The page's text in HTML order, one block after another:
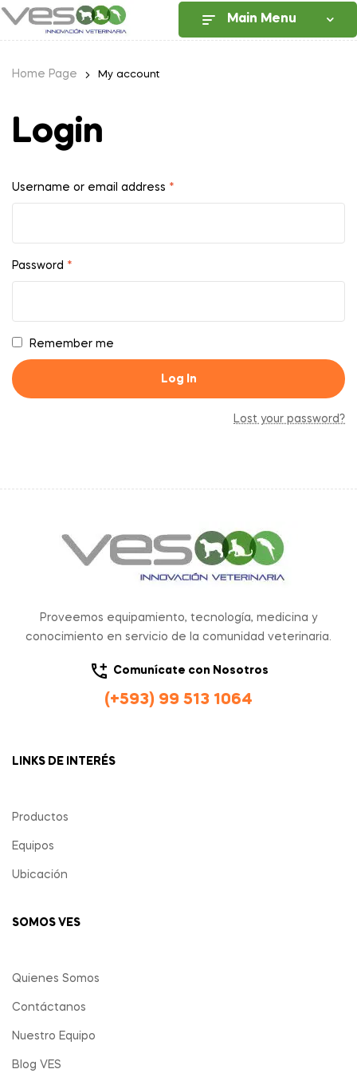
Main Menu
Home Page My account
Login
Username or email address *
Password *
Remember me
Log In
Lost your password?
Proveemos equipamiento, tecnología, medicina y
conocimiento en servicio de la comunidad veterinaria.
Comunícate con Nosotros
(+593) 99 513 1064
LINKS DE INTERÉS
Productos
Equipos
Ubicación
SOMOS VES
Quienes Somos
Contáctanos
Nuestro Equipo
Blog VES